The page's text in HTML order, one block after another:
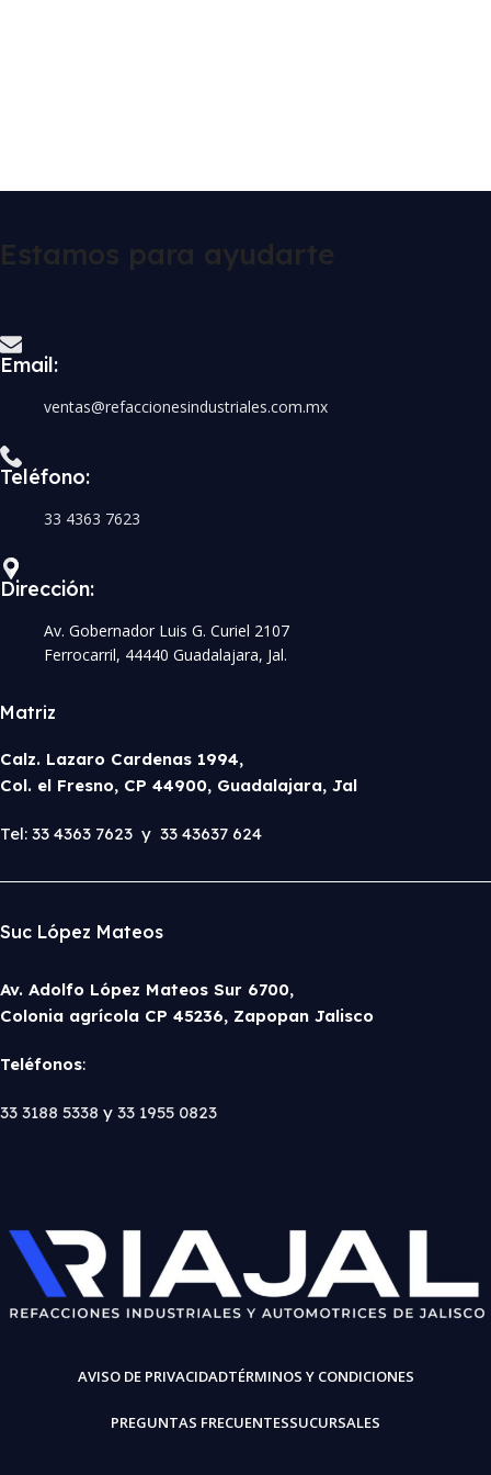
Estamos para ayudarte
Email:
ventas@refaccionesindustriales.com.mx
Teléfono:
33 4363 7623
Dirección:
Av. Gobernador Luis G. Curiel 2107
Ferrocarril, 44440 Guadalajara, Jal.
Matriz
Calz. Lazaro Cardenas 1994,
Col. el Fresno, CP 44900, Guadalajara, Jal
Tel: 33 4363 7623 y 33 43637 624
Suc López Mateos
Av. Adolfo López Mateos Sur 6700,
Colonia agrícola CP 45236, Zapopan Jalisco
Teléfonos:
33 3188 5338 y 33 1955 0823
AVISO DE PRIVACIDADTÉRMINOS Y CONDICIONES
PREGUNTAS FRECUENTESSUCURSALES